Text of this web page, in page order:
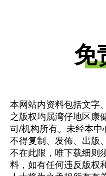
免
本网站内资料包括文字
之版权均属湾仔地区康
司/机构所有。未经本中
不得复制、发佈、出版
不在此限，唯下载细则
料，如有任何违反版权